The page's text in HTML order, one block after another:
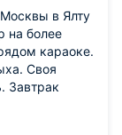
в Ялту
на более
караоке.
Своя
Завтрак
вариант